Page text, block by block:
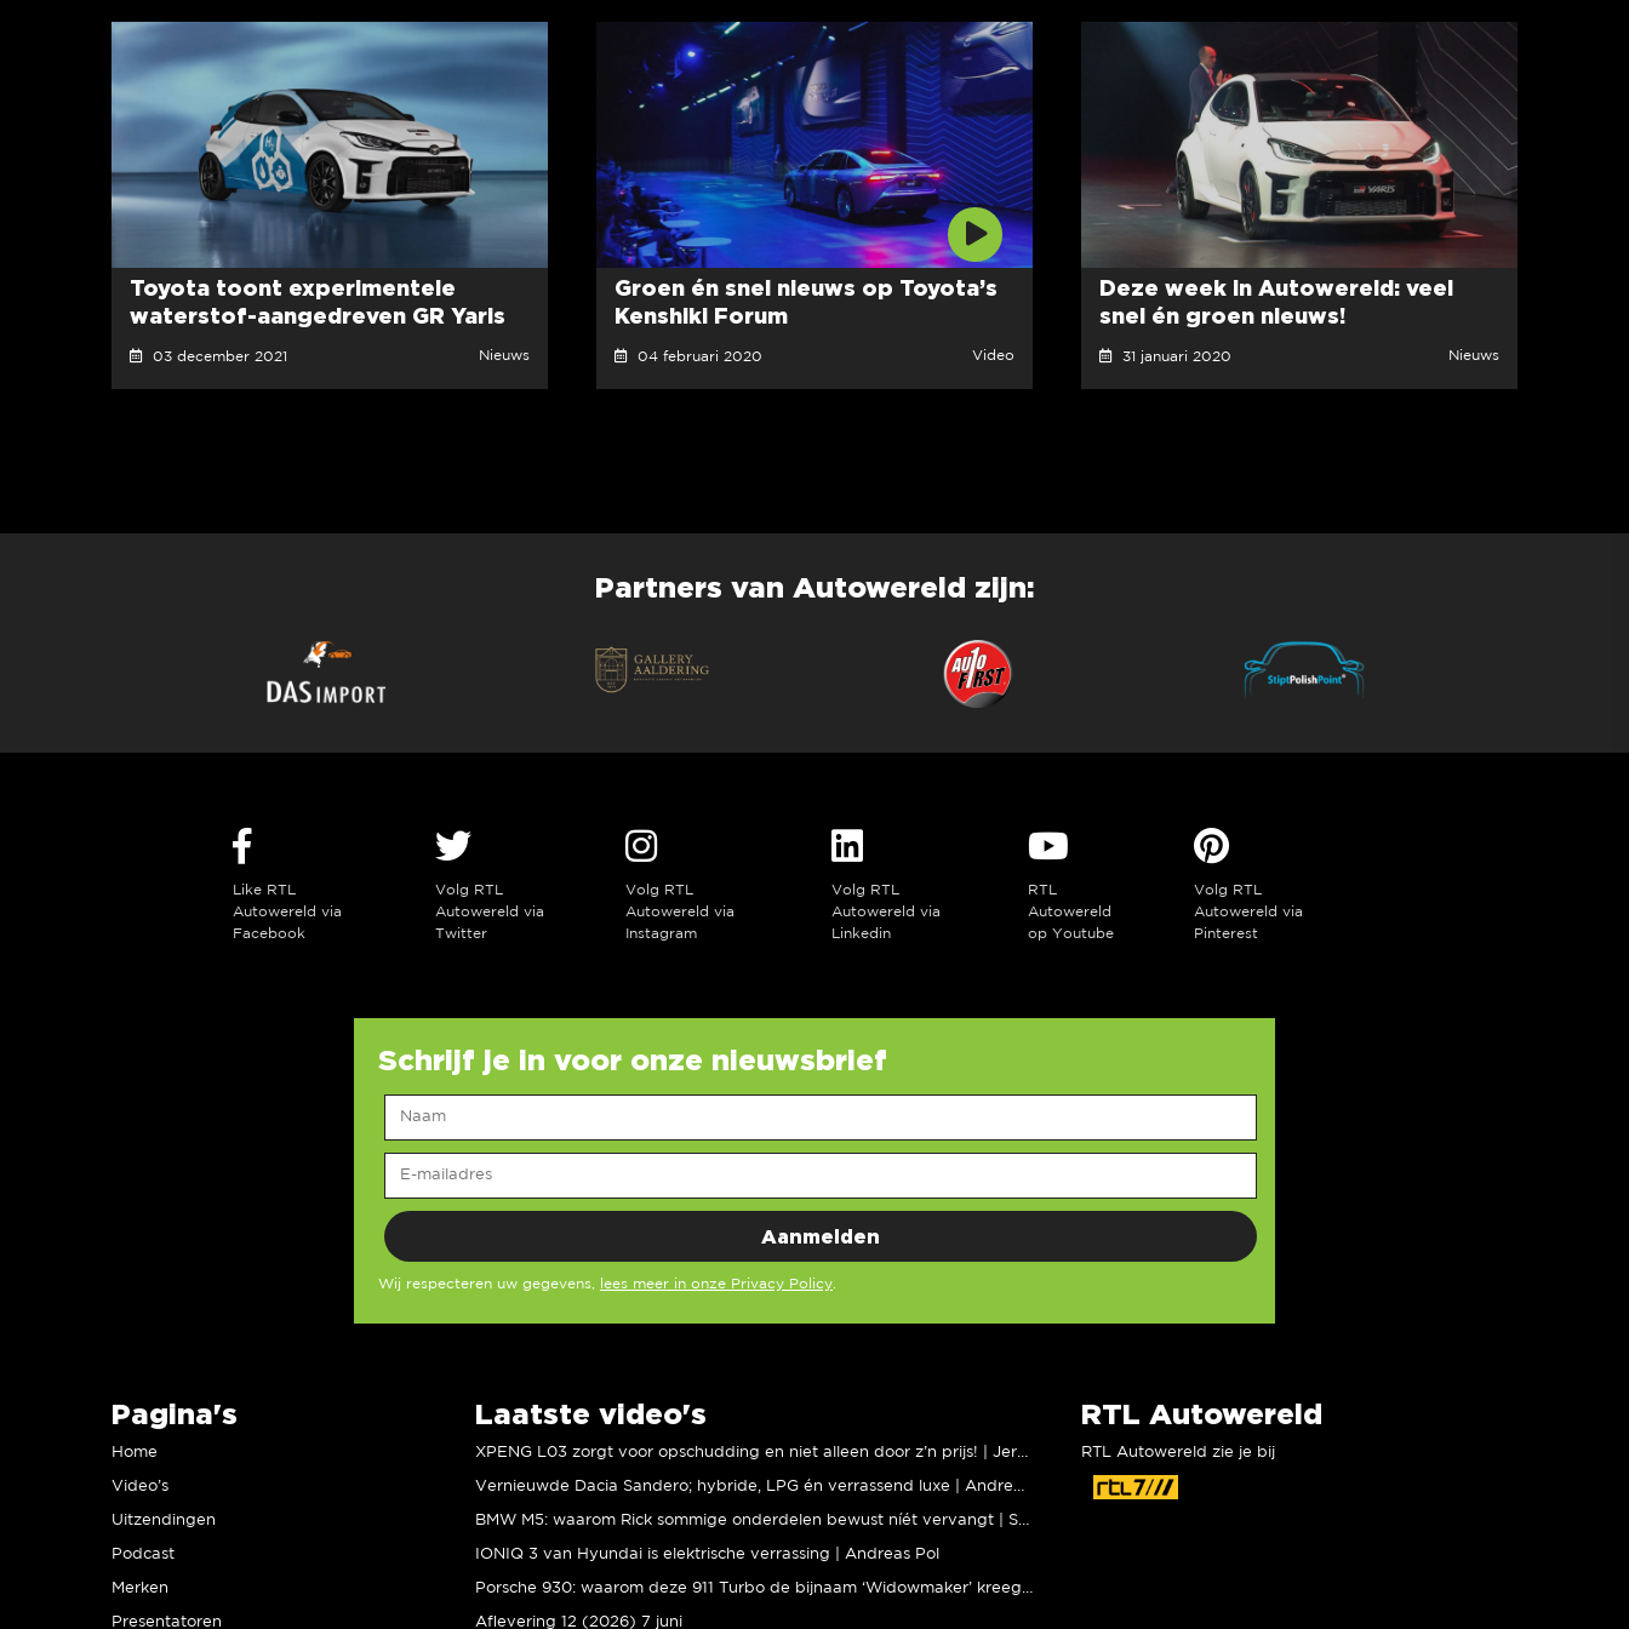
Toyota toont experimentele
waterstof-aangedreven GR Yaris
03 december 2021 Nieuws
Groen én snel nieuws op Toyota’s
Kenshiki Forum
04 februari 2020 Video
Deze week in Autowereld: veel
snel én groen nieuws!
31 januari 2020 Nieuws
Partners van Autowereld zijn:
Like RTL
Autowereld via
Facebook
Volg RTL
Autowereld via
Twitter
Volg RTL
Autowereld via
Instagram
Volg RTL
Autowereld via
Linkedin
RTL
Autowereld
op Youtube
Volg RTL
Autowereld via
Pinterest
Schrijf je in voor onze nieuwsbrief
Wij respecteren uw gegevens, lees meer in onze Privacy Policy
Pagina's
Home
Video’s
Uitzendingen
Podcast
Merken
Presentatoren
Laatste video's
IONIQ 3 van Hyundai is elektrische verrassing | Andreas Pol
Aflevering 12 (2026) 7 juni
RTL Autowereld
RTL Autowereld zie je bij